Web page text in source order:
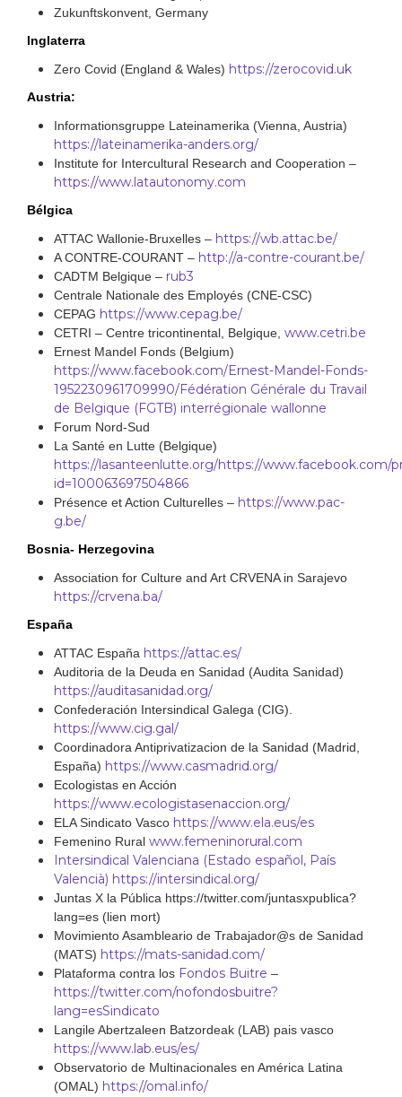
Zukunftskonvent, Germany
Inglaterra
Zero Covid (England & Wales) https://zerocovid.uk
Austria:
Informationsgruppe Lateinamerika (Vienna, Austria)
https://lateinamerika-anders.org/
Institute for Intercultural Research and Cooperation –
https://www.latautonomy.com
Bélgica
ATTAC Wallonie-Bruxelles – https://wb.attac.be/
A CONTRE-COURANT – http://a-contre-courant.be/
CADTM Belgique – rub3
Centrale Nationale des Employés (CNE-CSC)
CEPAG https://www.cepag.be/
CETRI – Centre tricontinental, Belgique, www.cetri.be
Ernest Mandel Fonds (Belgium)
https://www.facebook.com/Ernest-Mandel-Fonds-
1952230961709990/Fédération Générale du Travail
de Belgique (FGTB) interrégionale wallonne
Forum Nord-Sud
La Santé en Lutte (Belgique)
https://lasanteenlutte.org/https://www.facebook.com/
id=100063697504866
Présence et Action Culturelles – https://www.pac-
g.be/
Bosnia- Herzegovina
Association for Culture and Art CRVENA in Sarajevo
https://crvena.ba/
España
ATTAC España https://attac.es/
Auditoria de la Deuda en Sanidad (Audita Sanidad)
https://auditasanidad.org/
Confederación Intersindical Galega (CIG).
https://www.cig.gal/
Coordinadora Antiprivatizacion de la Sanidad (Madrid,
España) https://www.casmadrid.org/
Ecologistas en Acción
https://www.ecologistasenaccion.org/
ELA Sindicato Vasco https://www.ela.eus/es
Femenino Rural www.femeninorural.com
Intersindical Valenciana (Estado español, País
Valencià) https://intersindical.org/
Juntas X la Pública https://twitter.com/juntasxpublica?
lang=es (lien mort)
Movimiento Asambleario de Trabajador@s de Sanidad
(MATS) https://mats-sanidad.com/
Plataforma contra los Fondos Buitre –
https://twitter.com/nofondosbuitre?
lang=esSindicato
Langile Abertzaleen Batzordeak (LAB) pais vasco
https://www.lab.eus/es/
Observatorio de Multinacionales en América Latina
(OMAL) https://omal.info/